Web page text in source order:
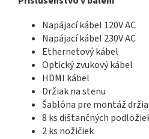
Napájací kábel 120V AC
Napájací kábel 230V AC
Ethernetový kábel
Optický zvukový kábel
HDMI kábel
Držiak na stenu
Šablóna pre montáž
8 ks dištančných
2 ks nožičiek